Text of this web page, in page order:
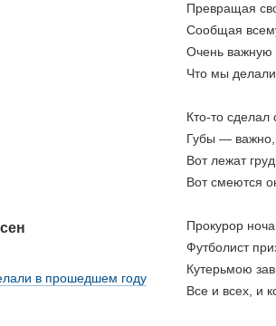
Превращая
Сообщая
Очень важную
Что мы
Кто-то сделал
Губы — важно,
Вот лежат
Вот смеются
Прокурор
Футболист
Кутерьмою
Все и всех, и
в прошедшем году